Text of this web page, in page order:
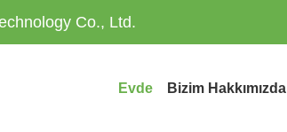
Co., Ltd.
Evde Bizim Hakkımızda